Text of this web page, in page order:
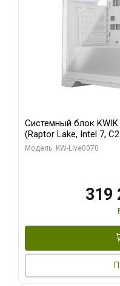
Системный блок
(Raptor Lake, Intel 7,
модуля)/ Gigabyte
Модель: KW-Live0070
319